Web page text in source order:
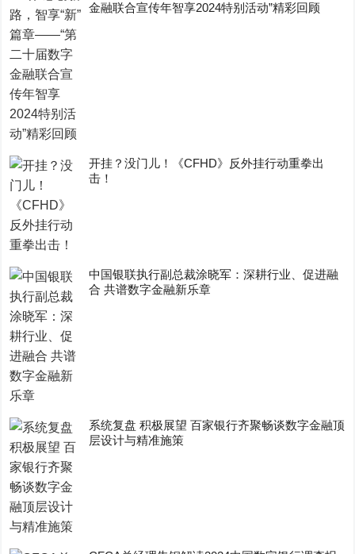
金融联合宣传年智享2024特别活动”精彩回顾
开挂？没门儿！《CFHD》反外挂行动重拳出
击！
中国银联执行副总裁涂晓军：深耕行业、促进融
合 共谱数字金融新乐章
系统复盘 积极展望 百家银行齐聚畅谈数字金融顶
层设计与精准施策